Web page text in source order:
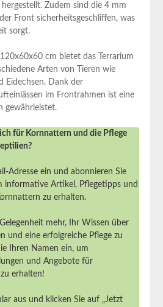
Zudem sind die 4 ⁤mm
Front​ sicherheitsgeschliffen, was
sorgt.
cm bietet das Terrarium
Arten‌ von Tieren wie
Eidechsen. Dank der
im Frontrahmen ist eine
gewährleistet.
für Kornnattern und die Pflege
Adresse ein und abonnieren Sie
informative Artikel, Pflegetipps und
zu erhalten.
mehr, Ihr Wissen über
und eine erfolgreiche Pflege zu
Ihren Namen ein, um
und Angebote für
erhalten!
aus und klicken Sie auf „Jetzt